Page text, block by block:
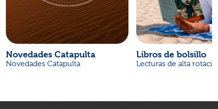
Novedades Catapulta
Novedades Catapulta
Libros de bolsillo
Lecturas de alta